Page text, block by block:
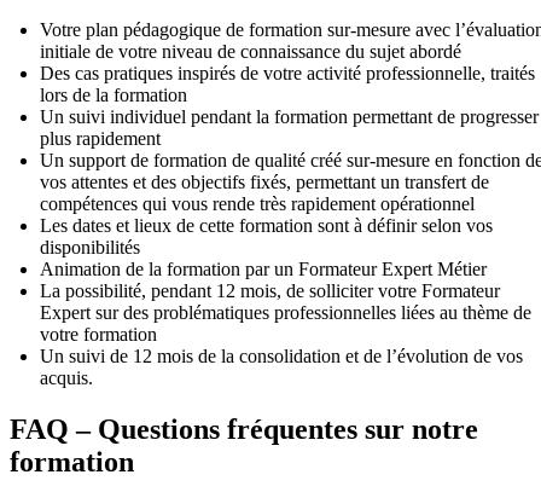
Votre plan pédagogique de formation sur-mesure avec
initiale de votre niveau de connaissance du sujet abordé
Des cas pratiques inspirés de votre activité professionnelle, traités
lors de la formation
Un suivi individuel pendant la formation permettant de progresser
plus rapidement
Un support de formation de qualité créé sur-mesure en fonction
vos attentes et des objectifs fixés, permettant un transfert de
compétences qui vous rende très rapidement opérationnel
Les dates et lieux de cette formation sont à définir selon vos
disponibilités
Animation de la formation par un Formateur Expert Métier
La possibilité, pendant 12 mois, de solliciter votre Formateur
Expert sur des problématiques professionnelles liées au thème de
votre formation
Un suivi de 12 mois de la consolidation et de l’évolution de vos
acquis.
FAQ – Questions fréquentes sur notre
formation